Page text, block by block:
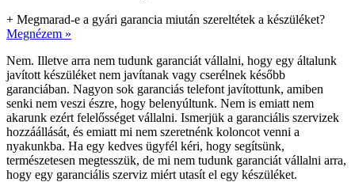
+ Megmarad-e a gyári garancia miután szereltétek a készüléket?
Megnézem »
Nem. Illetve arra nem tudunk garanciát vállalni, hogy egy általunk
javított készüléket nem javítanak vagy cserélnek később
garanciában. Nagyon sok garanciás telefont javítottunk, amiben
senki nem veszi észre, hogy belenyúltunk. Nem is emiatt nem
akarunk ezért felelősséget vállalni. Ismerjük a garanciális szervizek
hozzáállását, és emiatt mi nem szeretnénk koloncot venni a
nyakunkba. Ha egy kedves ügyfél kéri, hogy segítsünk,
természetesen megtesszük, de mi nem tudunk garanciát vállalni arra,
hogy egy garanciális szerviz miért utasít el egy készüléket.